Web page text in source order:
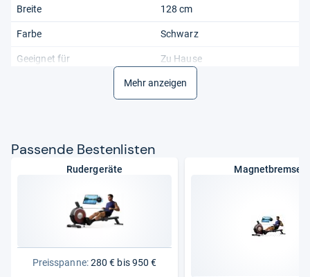
Breite 128 cm
Farbe Schwarz
Geeignet für Zu Hause
18.2
Länge
Zielzeit,Fettverbrennung,Zieldi
stanz,Geschwindigkeitsinterv
Mehr anzeigen
Pas­sende Bes­ten­lis­ten
Rudergeräte
Preisspanne:280 € bis 950 €
Magnetbremse